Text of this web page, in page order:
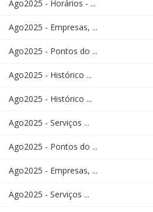
Ago2025 - Horários - ...
Ago2025 - Empresas, ...
Ago2025 - Pontos do ...
Ago2025 - Histórico ...
Ago2025 - Histórico ...
Ago2025 - Serviços ...
Ago2025 - Pontos do ...
Ago2025 - Empresas, ...
Ago2025 - Serviços ...